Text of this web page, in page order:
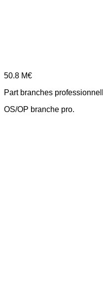
50.8 M€
Part branches
OS/OP branche pro.